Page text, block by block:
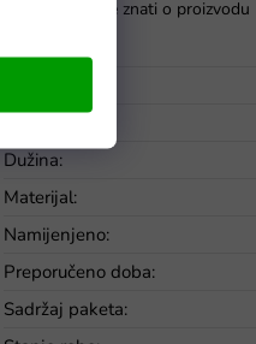
Dužina:
Materijal:
Namijenjeno:
Preporučeno doba:
Sadržaj paketa: